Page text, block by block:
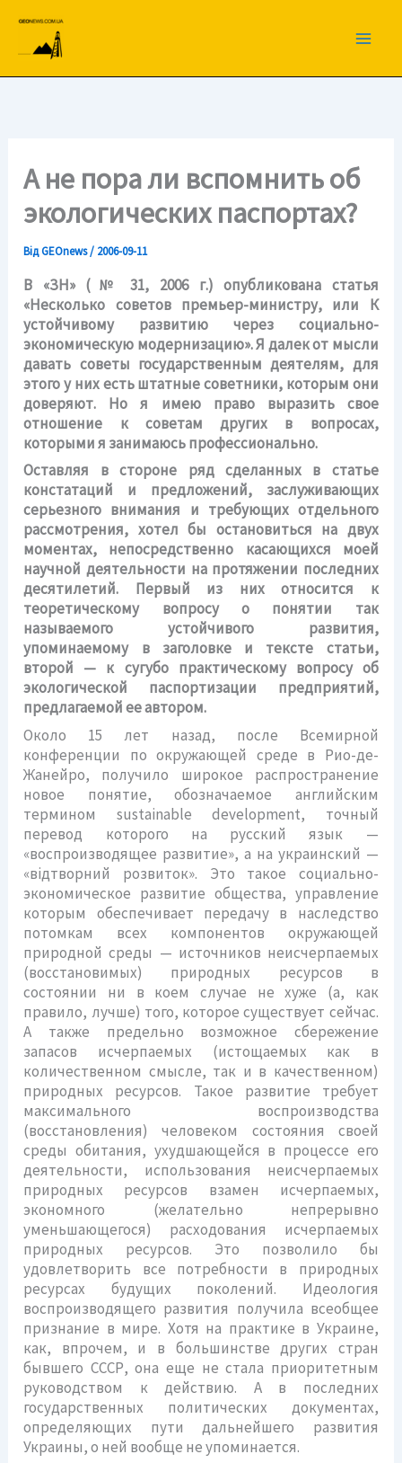
вмісту
А не пора ли вспомнить об
экологических паспортах?
ВідGEOnews/ 2006-09-11
В «ЗН» (№ 31, 2006 г.) опубликована статья
«Несколько советов премьер-министру, или К
устойчивому развитию через социально-
экономическую модернизацию». Я далек от мысли
давать советы государственным деятелям, для
этого у них есть штатные советники, которым они
доверяют. Но я имею право выразить свое
отношение к советам других в вопросах,
которыми я занимаюсь профессионально.
Оставляя в стороне ряд сделанных в статье
констатаций и предложений, заслуживающих
серьезного внимания и требующих отдельного
рассмотрения, хотел бы остановиться на двух
моментах, непосредственно касающихся моей
научной деятельности на протяжении последних
десятилетий. Первый из них относится к
теоретическому вопросу о понятии так
называемого устойчивого развития,
упоминаемому в заголовке и тексте статьи,
второй — к сугубо практическому вопросу об
экологической паспортизации предприятий,
предлагаемой ее автором.
Около 15 лет назад, после Всемирной
конференции по окружающей среде в Рио-де-
Жанейро, получило широкое распространение
новое понятие, обозначаемое английским
термином sustainable development, точный
перевод которого на русский язык —
«воспроизводящее развитие», а на украинский —
«відтворний розвиток». Это такое социально-
экономическое развитие общества, управление
которым обеспечивает передачу в наследство
потомкам всех компонентов окружающей
природной среды — источников неисчерпаемых
(восстановимых) природных ресурсов в
состоянии ни в коем случае не хуже (а, как
правило, лучше) того, которое существует сейчас.
А также предельно возможное сбережение
запасов исчерпаемых (истощаемых как в
количественном смысле, так и в качественном)
природных ресурсов. Такое развитие требует
максимального воспроизводства
(восстановления) человеком состояния своей
среды обитания, ухудшающейся в процессе его
деятельности, использования неисчерпаемых
природных ресурсов взамен исчерпаемых,
экономного (желательно непрерывно
уменьшающегося) расходования исчерпаемых
природных ресурсов. Это позволило бы
удовлетворить все потребности в природных
ресурсах будущих поколений. Идеология
воспроизводящего развития получила всеобщее
признание в мире. Хотя на практике в Украине,
как, впрочем, и в большинстве других стран
бывшего СССР, она еще не стала приоритетным
руководством к действию. А в последних
государственных политических документах,
определяющих пути дальнейшего развития
Украины, о ней вообще не упоминается.